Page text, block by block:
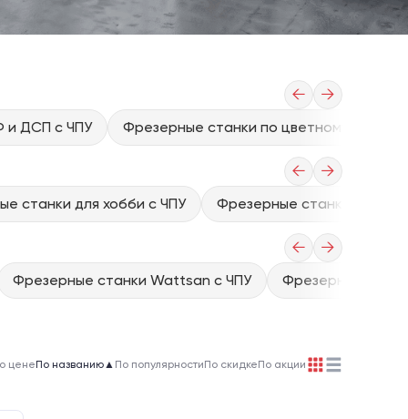
← →
и ДСП с ЧПУ Фрезерные станки по цветному
← →
станки для хобби с ЧПУ Фрезерные станки 3d с
← →
Фрезерные станки Wattsan с ЧПУ Фрезерные
ценеПо названию▲ По популярностиПо скидкеПо акции